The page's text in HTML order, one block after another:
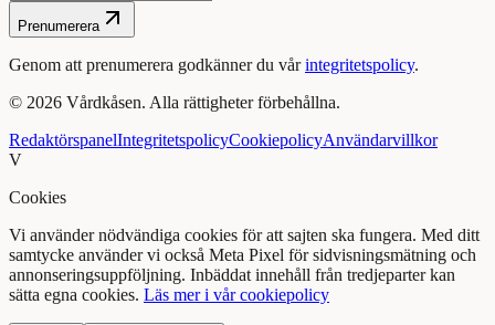
Prenumerera
Genom att prenumerera godkänner du vår integritetspolicy.
© 2026 Vårdkåsen. Alla rättigheter förbehållna.
RedaktörspanelIntegritetspolicyCookiepolicyAnvändarvillkor
V
Cookies
Vi använder nödvändiga cookies för att sajten ska fungera. Med ditt
samtycke använder vi också Meta Pixel för sidvisningsmätning och
annonseringsuppföljning. Inbäddat innehåll från tredjeparter kan
sätta egna cookies. Läs mer i vår cookiepolicy